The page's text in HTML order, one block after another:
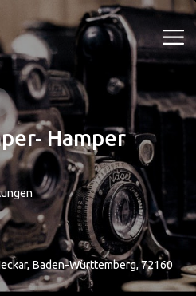
Hamper
, Baden-Württemberg,72160